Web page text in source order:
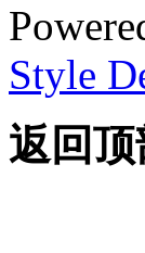
Style
返回顶